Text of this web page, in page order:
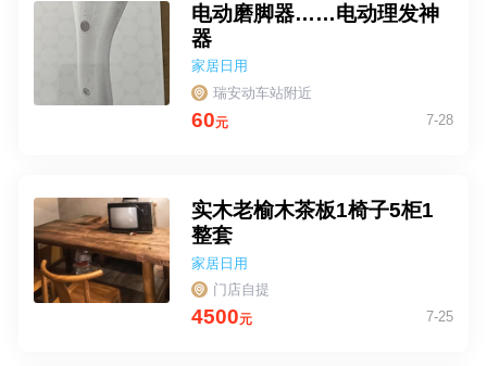
电动磨脚器……电动理发神
器
家居日用
瑞安动车站附近
60元 7-28
实木老榆木茶板1椅子5柜1
整套
家居日用
门店自提
4500元 7-25